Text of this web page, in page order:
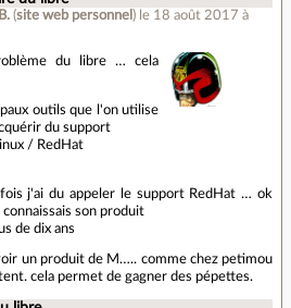
(site web personnel ) le 18 août 2017 à
du libre … cela
outils que l'on utilise
du support
/ RedHat
j'ai du appeler le support RedHat … ok
son produit
de dix ans
un produit de M….. comme chez petimou
cela permet de gagner des pépettes.